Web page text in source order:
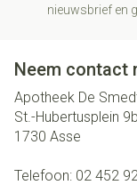
nieuwsbrief en
Neem contact
Apotheek De
St.-Hubertusplein
1730 Asse
Telefoon: 02 452